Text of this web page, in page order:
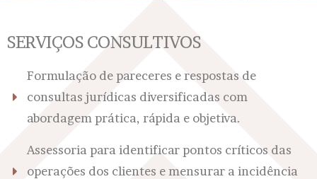
SERVIÇOS CONSULTIVOS
Formulação de pareceres e respostas de
consultas jurídicas diversificadas com
abordagem prática, rápida e objetiva.
Assessoria para identificar pontos críticos das
operações dos clientes e mensurar a incidência